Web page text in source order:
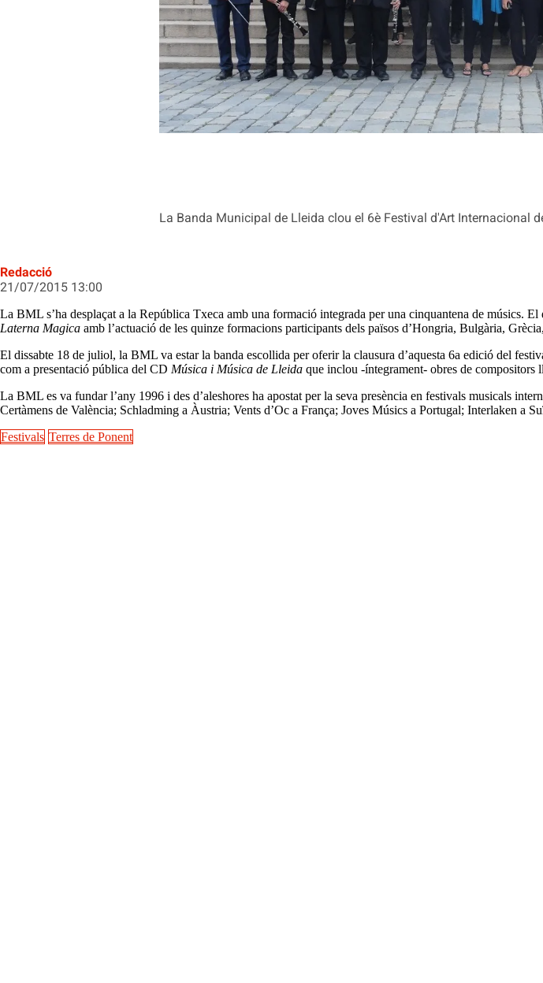
La Banda Municipal de Lleida clou el 6è Festival d'Art Internacional
Redacció
21/07/2015 13:00
La BML s’ha desplaçat a la República Txeca amb una formació integrada per una cinquantena de músics.
Laterna Magica amb l’actuació de les quinze formacions participants dels països d’Hongria, Bulgària,
El dissabte 18 de juliol, la BML va estar la banda escollida per oferir la clausura d’aquesta 6a edició del
com a presentació pública del CD Música i Música de Lleida que inclou -íntegrament- obres de compositors
La BML es va fundar l’any 1996 i des d’aleshores ha apostat per la seva presència en festivals musicals
Certàmens de València; Schladming a Àustria; Vents d’Oc a França; Joves Músics a Portugal; Interlaken
Festivals Terres de Ponent